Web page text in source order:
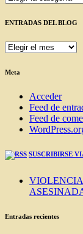
ENTRADAS DEL BLOG
ENTRADAS
BLOG
Meta
Acceder
Feed de
Feed de
SUSCRIBIRSE
VIOLENCIA
Entradas recientes